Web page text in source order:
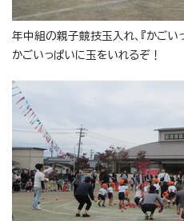
年中組の親子競技玉入れ、『かごい
かごいっぱいに玉をいれるぞ！